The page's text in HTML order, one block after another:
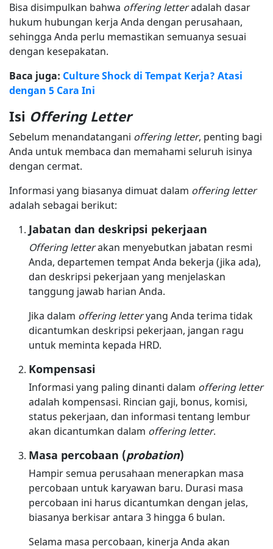
Bisa disimpulkan bahwa offering letteradalah dasar
hukum hubungan kerja Anda dengan perusahaan,
sehingga Anda perlu memastikan semuanya sesuai
dengan kesepakatan.
Baca juga: Culture Shock di Tempat Kerja? Atasi
dengan 5 Cara Ini
Isi Offering Letter
Sebelum menandatangani offering letter, penting bagi
Anda untuk membaca dan memahami seluruh isinya
dengan cermat.
Informasi yang biasanya dimuat dalam offering letter
adalah sebagai berikut:
Jabatan dan deskripsi pekerjaan
Offering letterakan menyebutkan jabatan resmi
Anda, departemen tempat Anda bekerja (jika ada),
dan deskripsi pekerjaan yang menjelaskan
tanggung jawab harian Anda.
Jika dalam offering letteryang Anda terima tidak
dicantumkan deskripsi pekerjaan, jangan ragu
untuk meminta kepada HRD.
Kompensasi
Informasi yang paling dinanti dalam offering letter
adalah kompensasi. Rincian gaji, bonus, komisi,
status pekerjaan, dan informasi tentang lembur
akan dicantumkan dalam offering letter.
Masa percobaan (probation)
Hampir semua perusahaan menerapkan masa
percobaan untuk karyawan baru. Durasi masa
percobaan ini harus dicantumkan dengan jelas,
biasanya berkisar antara 3 hingga 6 bulan.
Selama masa percobaan, kinerja Anda akan